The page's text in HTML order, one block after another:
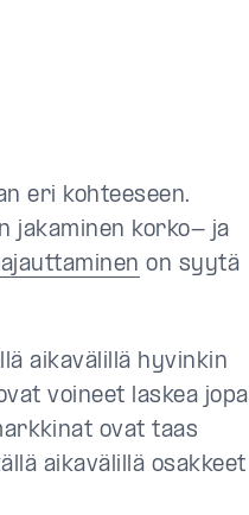
eri kohteeseen.
jakaminen korko- ja
on syytä
aikavälillä hyvinkin
voineet laskea jopa
ovat taas
aikavälillä osakkeet